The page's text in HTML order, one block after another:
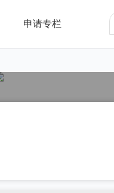
申请专栏